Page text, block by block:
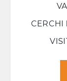
CERCHI